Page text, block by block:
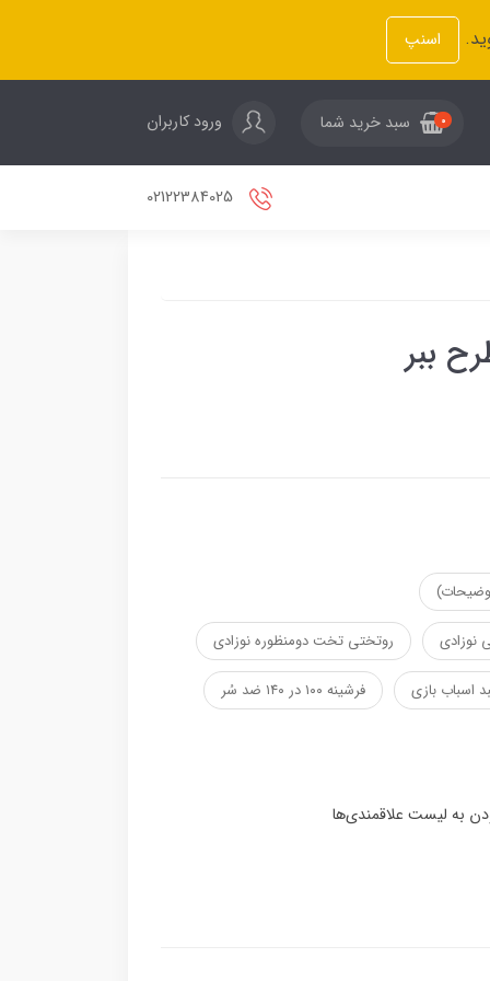
اسنپ
0 سبد خرید شما ورود کاربران
نوزادی روتختی تخت دومنظوره نوزادی
اسباب بازی فرشینه ۱۰۰ در ۱۴۰ ضد سُر